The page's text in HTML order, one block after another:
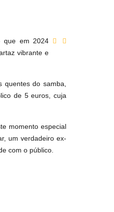
que em 2024
vibrante e
do samba,
de 5 euros, cuja
momento especial
um verdadeiro ex-
com o público.